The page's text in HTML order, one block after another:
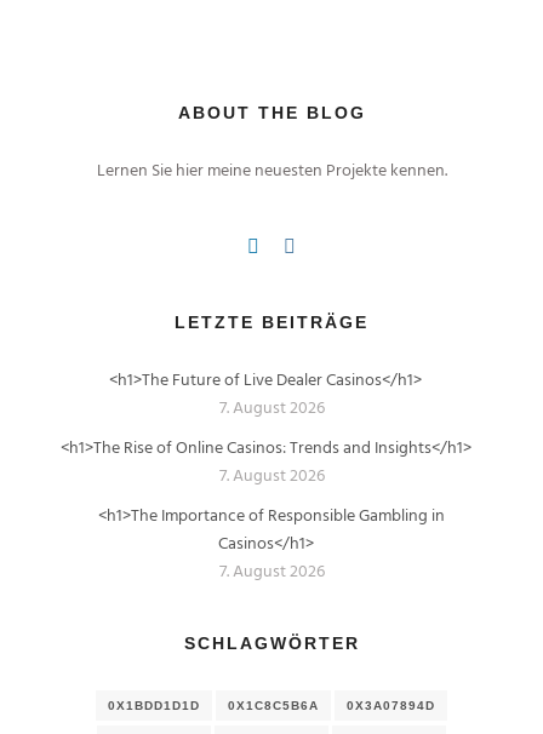
ABOUT THE BLOG
Lernen Sie hier meine neuesten Projekte kennen.
LETZTE BEITRÄGE
<h1>The Future of Live Dealer Casinos</h1>
7. August 2026
<h1>The Rise of Online Casinos: Trends and Insights</h1>
7. August 2026
<h1>The Importance of Responsible Gambling in
Casinos</h1>
7. August 2026
SCHLAGWÖRTER
0X1BDD1D1D 0X1C8C5B6A 0X3A07894D